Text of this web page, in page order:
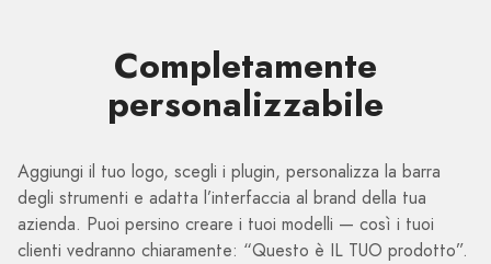
Completamente
personalizzabile
Aggiungi il tuo logo, scegli i plugin, personalizza la barra
degli strumenti e adatta l’interfaccia al brand della tua
azienda. Puoi persino creare i tuoi modelli — così i tuoi
clienti vedranno chiaramente: “Questo è IL TUO prodotto”.